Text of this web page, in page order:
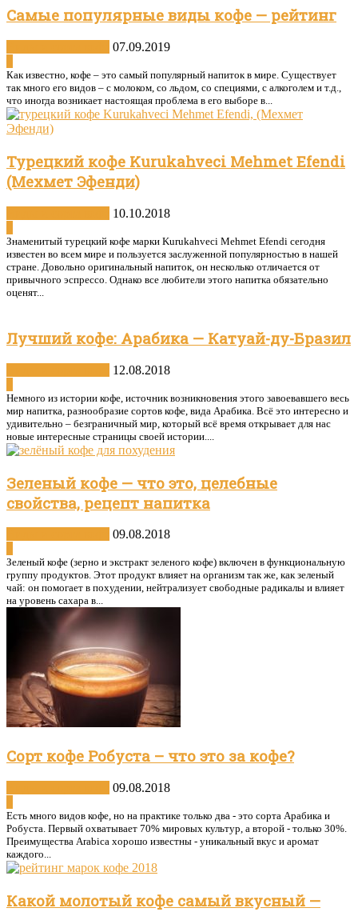
Самые популярные виды кофе — рейтинг
07.09.2019
Как известно, кофе – это самый популярный напиток в мире. Существует
так много его видов – с молоком, со льдом, со специями, с алкоголем и т.д.,
что иногда возникает настоящая проблема в его выборе в...
Турецкий кофе Kurukahveci Mehmet Efendi
(Мехмет Эфенди)
10.10.2018
Знаменитый турецкий кофе марки Kurukahveci Mehmet Efendi сегодня
известен во всем мире и пользуется заслуженной популярностью в нашей
стране. Довольно оригинальный напиток, он несколько отличается от
привычного эспрессо. Однако все любители этого напитка обязательно
оценят...
Лучший кофе: Арабика — Катуай-ду-Бразил
12.08.2018
Немного из истории кофе, источник возникновения этого завоевавшего весь
мир напитка, разнообразие сортов кофе, вида Арабика. Всё это интересно и
удивительно – безграничный мир, который всё время открывает для нас
новые интересные страницы своей истории....
Зеленый кофе — что это, целебные
свойства, рецепт напитка
09.08.2018
Зеленый кофе (зерно и экстракт зеленого кофе) включен в функциональную
группу продуктов. Этот продукт влияет на организм так же, как зеленый
чай: он помогает в похудении, нейтрализует свободные радикалы и влияет
на уровень сахара в...
Сорт кофе Робуста – что это за кофе?
09.08.2018
Есть много видов кофе, но на практике только два - это сорта Арабика и
Робуста. Первый охватывает 70% мировых культур, а второй - только 30%.
Преимущества Arabica хорошо известны - уникальный вкус и аромат
каждого...
Какой молотый кофе самый вкусный —